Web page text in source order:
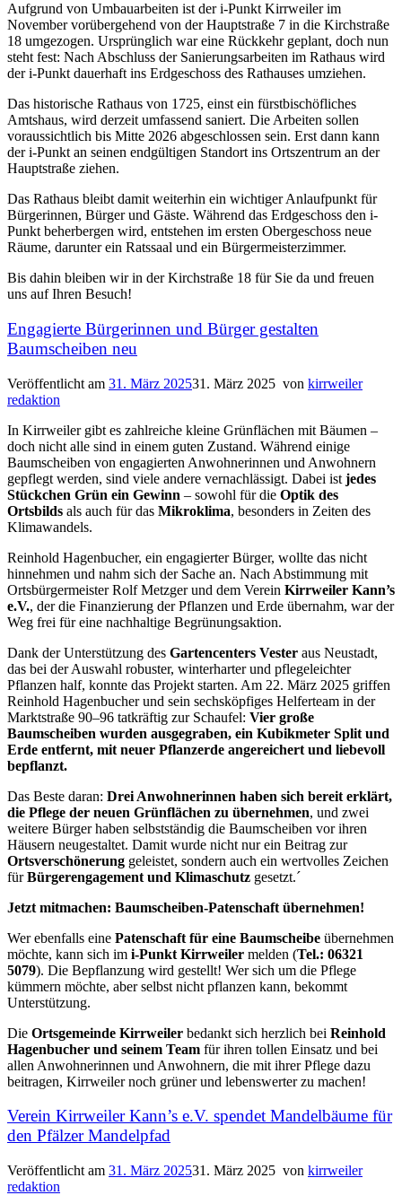
Aufgrund von Umbauarbeiten ist der i-Punkt Kirrweiler im
November vorübergehend von der Hauptstraße 7 in die Kirchstraße
18 umgezogen. Ursprünglich war eine Rückkehr geplant, doch nun
steht fest: Nach Abschluss der Sanierungsarbeiten im Rathaus wird
der i-Punkt dauerhaft ins Erdgeschoss des Rathauses umziehen.
Das historische Rathaus von 1725, einst ein fürstbischöfliches
Amtshaus, wird derzeit umfassend saniert. Die Arbeiten sollen
voraussichtlich bis Mitte 2026 abgeschlossen sein. Erst dann kann
der i-Punkt an seinen endgültigen Standort ins Ortszentrum an der
Hauptstraße ziehen.
Das Rathaus bleibt damit weiterhin ein wichtiger Anlaufpunkt für
Bürgerinnen, Bürger und Gäste. Während das Erdgeschoss den i-
Punkt beherbergen wird, entstehen im ersten Obergeschoss neue
Räume, darunter ein Ratssaal und ein Bürgermeisterzimmer.
Bis dahin bleiben wir in der Kirchstraße 18 für Sie da und freuen
uns auf Ihren Besuch!
Engagierte Bürgerinnen und Bürger gestalten
Baumscheiben neu
Veröffentlicht am 31. März 202531. März 2025 von kirrweiler
redaktion
In Kirrweiler gibt es zahlreiche kleine Grünflächen mit Bäumen –
doch nicht alle sind in einem guten Zustand. Während einige
Baumscheiben von engagierten Anwohnerinnen und Anwohnern
gepflegt werden, sind viele andere vernachlässigt. Dabei ist jedes
Stückchen Grün ein Gewinn – sowohl für die Optik des
Ortsbilds als auch für das Mikroklima, besonders in Zeiten des
Klimawandels.
Reinhold Hagenbucher, ein engagierter Bürger, wollte das nicht
hinnehmen und nahm sich der Sache an. Nach Abstimmung mit
Ortsbürgermeister Rolf Metzger und dem Verein Kirrweiler Kann’s
e.V., der die Finanzierung der Pflanzen und Erde übernahm, war der
Weg frei für eine nachhaltige Begrünungsaktion.
Dank der Unterstützung des Gartencenters Vester aus Neustadt,
das bei der Auswahl robuster, winterharter und pflegeleichter
Pflanzen half, konnte das Projekt starten. Am 22. März 2025 griffen
Reinhold Hagenbucher und sein sechsköpfiges Helferteam in der
Marktstraße 90–96 tatkräftig zur Schaufel: Vier große
Baumscheiben wurden ausgegraben, ein Kubikmeter Split und
Erde entfernt, mit neuer Pflanzerde angereichert und liebevoll
bepflanzt.
Das Beste daran: Drei Anwohnerinnen haben sich bereit erklärt,
die Pflege der neuen Grünflächen zu übernehmen, und zwei
weitere Bürger haben selbstständig die Baumscheiben vor ihren
Häusern neugestaltet. Damit wurde nicht nur ein Beitrag zur
Ortsverschönerung geleistet, sondern auch ein wertvolles Zeichen
fürBürgerengagement und Klimaschutz gesetzt.´
Jetzt mitmachen: Baumscheiben-Patenschaft übernehmen!
Wer ebenfalls eine Patenschaft für eine Baumscheibe übernehmen
möchte, kann sich im i-Punkt Kirrweiler melden (Tel.: 06321
5079). Die Bepflanzung wird gestellt! Wer sich um die Pflege
kümmern möchte, aber selbst nicht pflanzen kann, bekommt
Unterstützung.
Die Ortsgemeinde Kirrweiler bedankt sich herzlich bei Reinhold
Hagenbucher und seinem Team für ihren tollen Einsatz und bei
allen Anwohnerinnen und Anwohnern, die mit ihrer Pflege dazu
beitragen, Kirrweiler noch grüner und lebenswerter zu machen!
Verein Kirrweiler Kann’s e.V. spendet Mandelbäume für
den Pfälzer Mandelpfad
Veröffentlicht am 31. März 202531. März 2025 von kirrweiler
redaktion